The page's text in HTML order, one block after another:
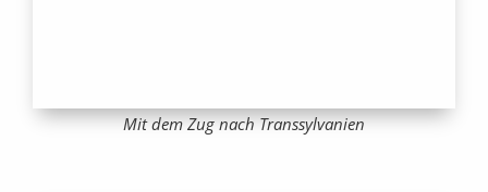
Mit dem Zug nach Transsylvanien